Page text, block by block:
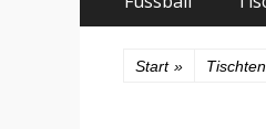
Menü
Inhalt
Start »